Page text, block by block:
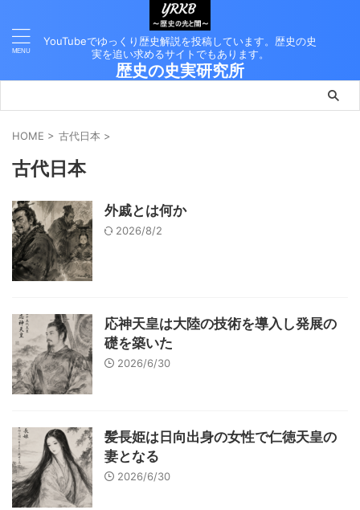
YouTubeでゆっくり歴史解説を投稿しています。歴史の史
実を追い求めるサイトでもあります。
歴史の史実研究所
HOME > 古代日本 >
古代日本
外戚とは何か
2026/8/2
応神天皇は大陸の技術を導入し発展の
礎を築いた
2026/6/30
髪長姫は日向出身の女性で仁徳天皇の
妻となる
2026/6/30